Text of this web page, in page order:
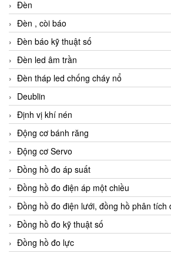
Đèn
Đèn , còi báo
Đèn báo kỹ thuật số
Đèn led âm trần
Đèn tháp led chống cháy nổ
Deublin
Định vị khí nén
Động cơ bánh răng
Động cơ Servo
Đồng hồ đo áp suất
Đồng hồ đo điện áp một chiều
Đồng hồ đo điện lưới, đồng hồ phân tích
Đồng hồ đo kỹ thuật số
Đồng hồ đo lực